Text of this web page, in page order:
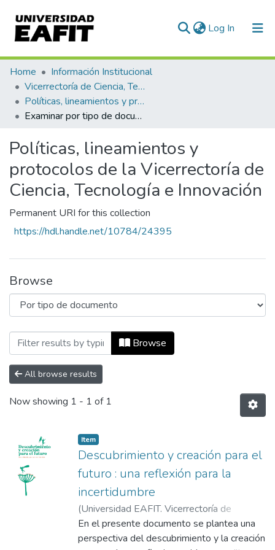
Log In (current)
Communities & Collections
All of DSpace
Home
Información Institucional
Vicerrectoría de Ciencia, Tecnología e Innovación
Políticas, lineamientos y protocolos de la Vicerrectoría de Ciencia, Tecnología e Innovación
Examinar por tipo de documento
Políticas, lineamientos y
protocolos de la Vicerrectoría de
Ciencia, Tecnología e Innovación
Permanent URI for this collection
https://hdl.handle.net/10784/24395
Browse
Browsing Políticas, lineamientos y
Browse
All browse results
Now showing 1 - 1 of 1
Item
Descubrimiento y creación para el
futuro : una reflexión para la
incertidumbre
(Universidad EAFIT. Vicerrectoría de
Descubrimiento y Creación ,2020-11)
Universidad EAFIT. Vicerrectoría de
En el presente documento se plantea una
perspectiva del descubrimiento y la creación